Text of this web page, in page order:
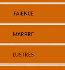
FAÏENCE
MARBRE
LUSTRES